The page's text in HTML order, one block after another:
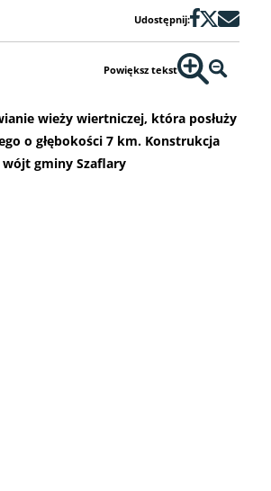
Udostępnij:
Powiększ tekst
wieży wiertniczej, która posłuży
o głębokości 7 km. Konstrukcja
wójt gminy Szaflary